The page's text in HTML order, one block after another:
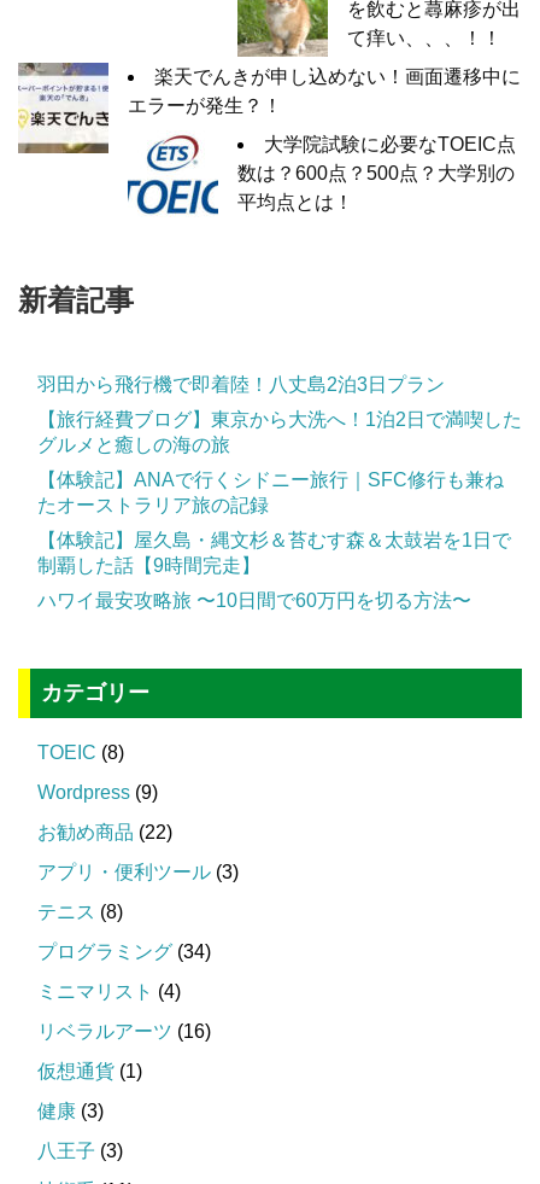
を飲むと蕁麻疹が出
て痒い、、、！！
楽天でんきが申し込めない！画面遷移中に
エラーが発生？！
大学院試験に必要なTOEIC点
数は？600点？500点？大学別の
平均点とは！
新着記事
羽田から飛行機で即着陸！八丈島2泊3日プラン
【旅行経費ブログ】東京から大洗へ！1泊2日で満喫した
グルメと癒しの海の旅
【体験記】ANAで行くシドニー旅行｜SFC修行も兼ね
たオーストラリア旅の記録
【体験記】屋久島・縄文杉＆苔むす森＆太鼓岩を1日で
制覇した話【9時間完走】
ハワイ最安攻略旅 〜10日間で60万円を切る方法〜
カテゴリー
TOEIC (8)
Wordpress (9)
お勧め商品 (22)
アプリ・便利ツール (3)
テニス (8)
プログラミング (34)
ミニマリスト (4)
リベラルアーツ (16)
仮想通貨 (1)
健康 (3)
八王子 (3)